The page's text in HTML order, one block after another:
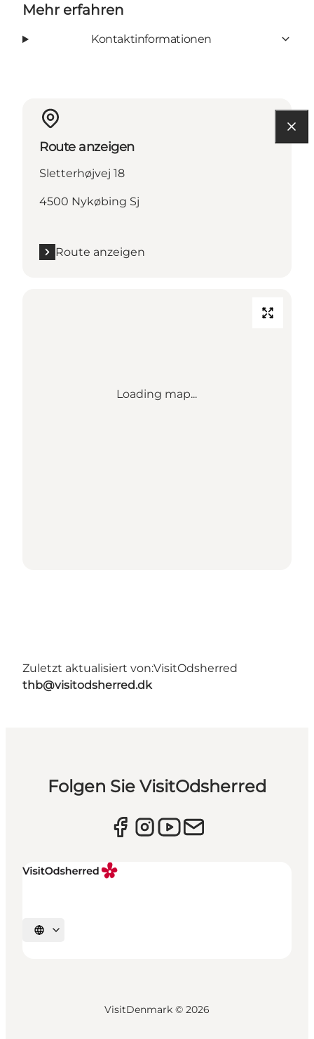
Mehr erfahren
Kontaktinformationen
Route anzeigen
Sletterhøjvej 18
4500 Nykøbing Sj
Route anzeigen
Loading map...
Zuletzt aktualisiert von:VisitOdsherred
thb@visitodsherred.dk
Folgen Sie VisitOdsherred
Sprache auswählen
VisitDenmark © 2026